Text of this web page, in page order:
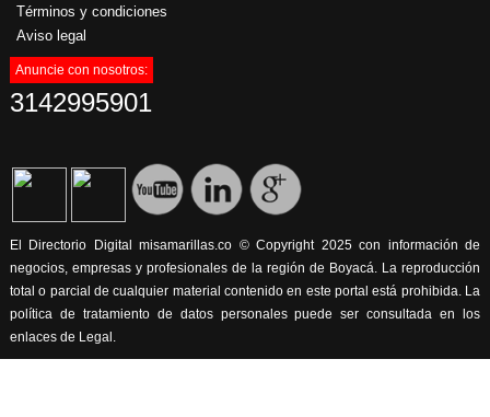
Términos y condiciones
Aviso legal
Anuncie con nosotros:
3142995901
El Directorio Digital misamarillas.co © Copyright 2025 con información de
negocios, empresas y profesionales de la región de Boyacá. La reproducción
total o parcial de cualquier material contenido en este portal está prohibida. La
política de tratamiento de datos personales puede ser consultada en los
enlaces de Legal.